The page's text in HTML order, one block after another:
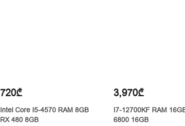
720₾
Intel Core I5-4570 RAM 8GB
RX 480 8GB
3,970₾
I7-12700KF RAM
6800 16GB